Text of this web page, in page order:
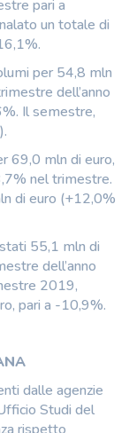
pari a
un totale di
per 54,8 mln
dell’anno
Il semestre,
69,0 mln di euro,
nel trimestre.
di euro (+12,0%
55,1 mln di
dell’anno
2019,
pari a -10,9%.
dalle agenzie
Studi del